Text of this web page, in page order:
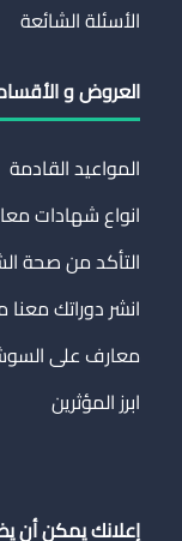
الأسئلة الشائعة
العروض و
المواعيد القادمة
انواع شهادات
التأكد من صحة
انشر دوراتك معنا
معارف على
ابرز المؤثرين
إعلانك يمكن أن